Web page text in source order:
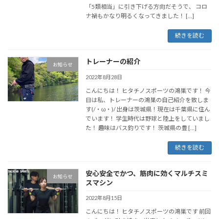
「5類相当」に引き下げる方向だそうで、 コロ
ナ禍もかなり明るくなってきました！ […]
続きを読む
お知らせ トレーナーの紹介
2022年8月28日
こんにちは！ ヒタチノスポーツの鴻巣です！ 今
日は私、トレーナーの鴻巣の自己紹介を致しま
す(/・ω・)/ 出身は茨城県！現在は千葉県に住ん
でいます！ 学生時代は野球と陸上をしていまし
た！ 趣味はバス釣りです！ 茨城県の豊 […]
続きを読む
お知らせ
安心安全でかつ、筋肉に効くマルチスミ
スマシン
2022年8月15日
こんにちは！ ヒタチノスポーツの鴻巣です 前回